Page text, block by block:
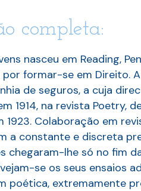
completa:
nasceu em Reading,
formar-se em Direito.
de seguros, a cuja
1914, na revista Poetry,
1923. Colaboração em
a constante e discreta
chegaram-lhe só no fim
se os seus ensaios
poética, extremamente